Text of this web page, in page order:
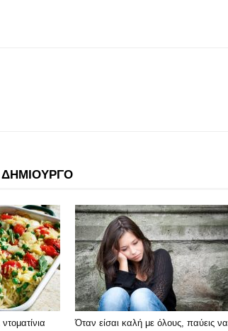
Όταν είσαι καλή με όλους, παύεις να